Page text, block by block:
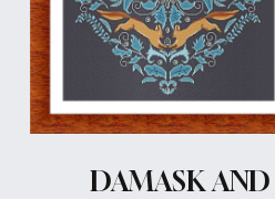
DAMASK AND